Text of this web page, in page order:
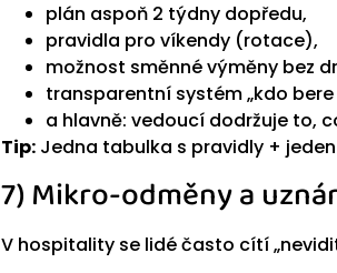
plán aspoň 2 týdny dopředu,
pravidla pro víkendy (rotace),
možnost směnné výměny bez
transparentní systém „kdo bere
a hlavně: vedoucí dodržuje to,
Tip: Jedna tabulka s pravidly +
7) Mikro-odměny a
V hospitality se lidé často cítí